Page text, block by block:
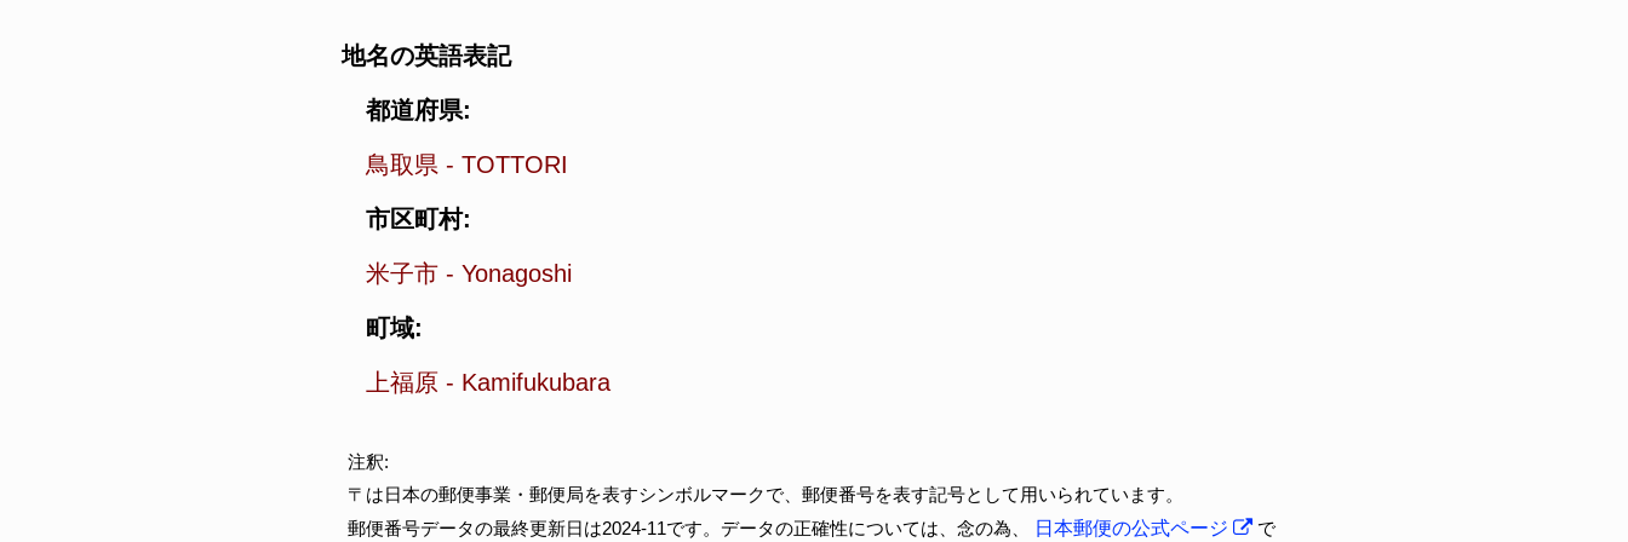
地名の英語表記
都道府県:
鳥取県 - TOTTORI
市区町村:
米子市 - Yonagoshi
町域:
上福原 - Kamifukubara
注釈:
〒は日本の郵便事業・郵便局を表すシンボルマークで、郵便番号を表す記号として用いられています。
郵便番号データの最終更新日は2024-11です。データの正確性については、念の為、
日本郵便の公式ページ
で